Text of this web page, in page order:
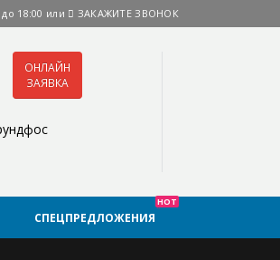
18:00 или ЗАКАЖИТЕ ЗВОНОК
ОНЛАЙН
ЗАЯВКА
СПЕЦПРЕДЛОЖЕНИЯ
HOT